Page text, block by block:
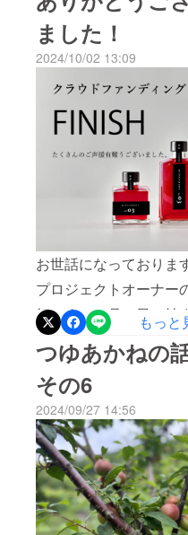
ました！
2024/10/02 13:09
お世話になっております
プロジェクトオーナー
好です。８月１日に始
た今回のクラウドファ
ディングですが無事９
日をもって終了いたしま
た。今回も目標額をこ
ご支援を皆様にいただ
本当にありがとうござ
した。ご支援いただき
た金額は、今後の商品
もっと
つゆあかねの話
その6
2024/09/27 14:56